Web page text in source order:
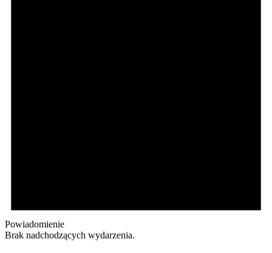
Powiadomienie
Brak nadchodzących wydarzenia.